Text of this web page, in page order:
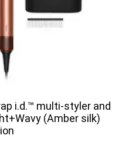
i.d.™ multi-styler and
(Amber silk)